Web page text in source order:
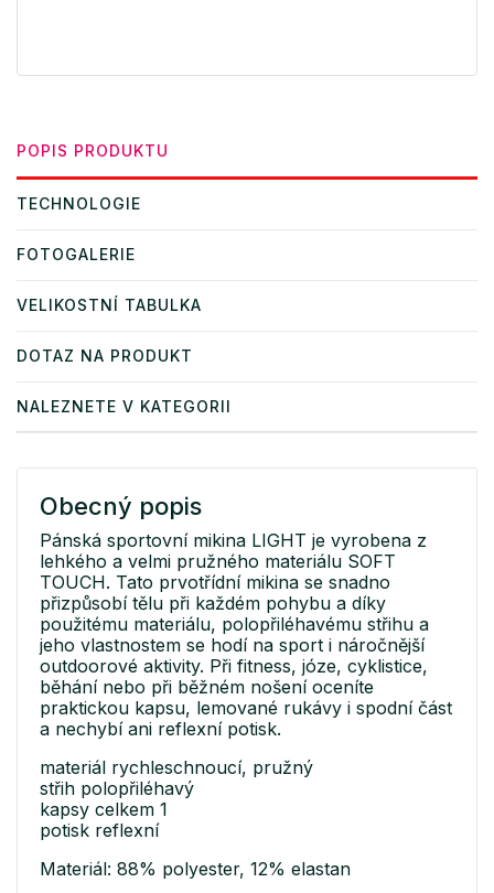
POPIS PRODUKTU
TECHNOLOGIE
FOTOGALERIE
VELIKOSTNÍ TABULKA
DOTAZ NA PRODUKT
NALEZNETE V KATEGORII
Obecný popis
Pánská sportovní mikina LIGHT je vyrobena z
lehkého a velmi pružného materiálu SOFT
TOUCH. Tato prvotřídní mikina se snadno
přizpůsobí tělu při každém pohybu a díky
použitému materiálu, polopřiléhavému střihu a
jeho vlastnostem se hodí na sport i náročnější
outdoorové aktivity. Při fitness, józe, cyklistice,
běhání nebo při běžném nošení oceníte
praktickou kapsu, lemované rukávy i spodní část
a nechybí ani reflexní potisk.
materiál rychleschnoucí, pružný
střih polopřiléhavý
kapsy celkem 1
potisk reflexní
Materiál: 88% polyester, 12% elastan